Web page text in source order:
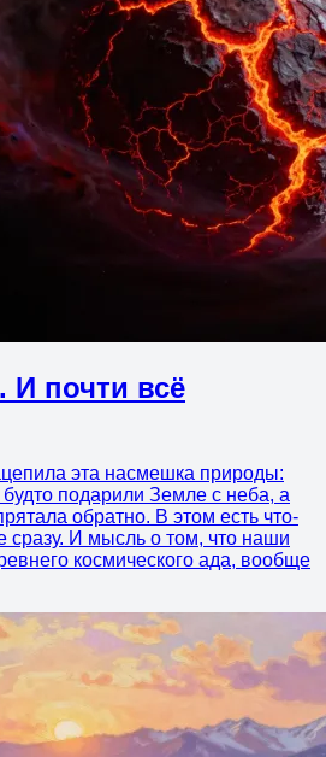
И почти всё
эта насмешка природы:
подарили Земле с неба, а
обратно. В этом есть что-
сразу. И мысль о том, что наши
космического ада, вообще